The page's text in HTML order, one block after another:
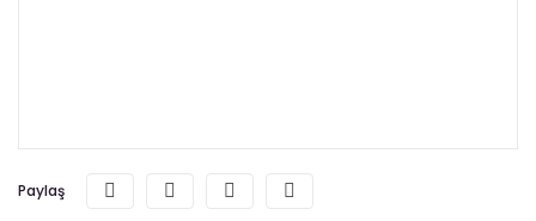
Paylaş